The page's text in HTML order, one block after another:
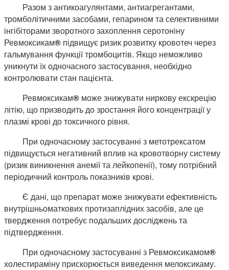
Разом з антикоагулянтами, антиагрегантами,
тромболітичними засобами, гепарином та селективними
інгібіторами зворотного захоплення серотоніну
Ревмоксикам® підвищує ризик розвитку кровотеч через
гальмування функції тромбоцитів. Якщо неможливо
уникнути їх одночасного застосування, необхідно
контролювати стан пацієнта.
Ревмоксикам® може знижувати ниркову екскрецію
літію, що призводить до зростання його концентрації у
плазмі крові до токсичного рівня.
При одночасному застосуванні з метотрексатом
підвищується негативний вплив на кровотворну систему
(ризик виникнення анемії та лейкопенії), тому потрібний
періодичний контроль показників крові.
Є дані, що препарат може знижувати ефективність
внутрішньоматкових протизаплідних засобів, але це
твердження потребує подальших досліджень та
підтвердження.
При одночасному застосуванні з Ревмоксикамом®
холестираміну прискорюється виведення мелоксикаму.